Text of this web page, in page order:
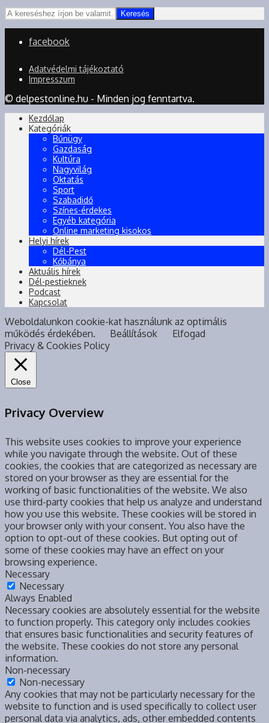
Keresés
facebook
Adatvédelmi tájékoztató
Impresszum
© delpestonline.hu - Minden jog fenntartva.
Kezdőlap
Kategóriák
Bűnügy
Gazdaság
Kultúra
Nagyvilág
Oktatás
Sport
Szabadidő
Színes-érdekes
Egyéb kategória
Online marketing kisokos
Helyi hírek
Dél-Pest
Kőbánya
Aktuális hírek
Dél-pestieknek
Podcast
Kapcsolat
Weboldalunkon cookie-kat használunk az optimális
működés érdekében.
Beállítások
Elfogad
Privacy & Cookies Policy
Close
Privacy Overview
This website uses cookies to improve your experience
while you navigate through the website. Out of these
cookies, the cookies that are categorized as necessary are
stored on your browser as they are essential for the
working of basic functionalities of the website. We also
use third-party cookies that help us analyze and understand
how you use this website. These cookies will be stored in
your browser only with your consent. You also have the
option to opt-out of these cookies. But opting out of
some of these cookies may have an effect on your
browsing experience.
Necessary
Necessary
Always Enabled
Necessary cookies are absolutely essential for the website
to function properly. This category only includes cookies
that ensures basic functionalities and security features of
the website. These cookies do not store any personal
information.
Non-necessary
Non-necessary
Any cookies that may not be particularly necessary for the
website to function and is used specifically to collect user
personal data via analytics, ads, other embedded contents